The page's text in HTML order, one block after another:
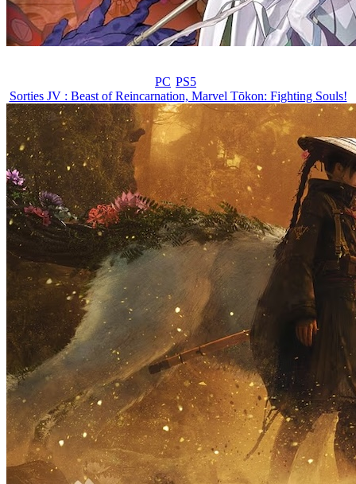
PC PS5
Sorties JV : Beast of Reincarnation, Marvel Tōkon: Fighting Souls!